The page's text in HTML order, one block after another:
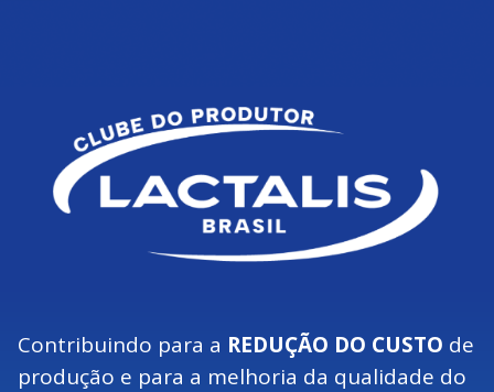
Contribuindo para a REDUÇÃO DO CUSTO de
produção e para a melhoria da qualidade do